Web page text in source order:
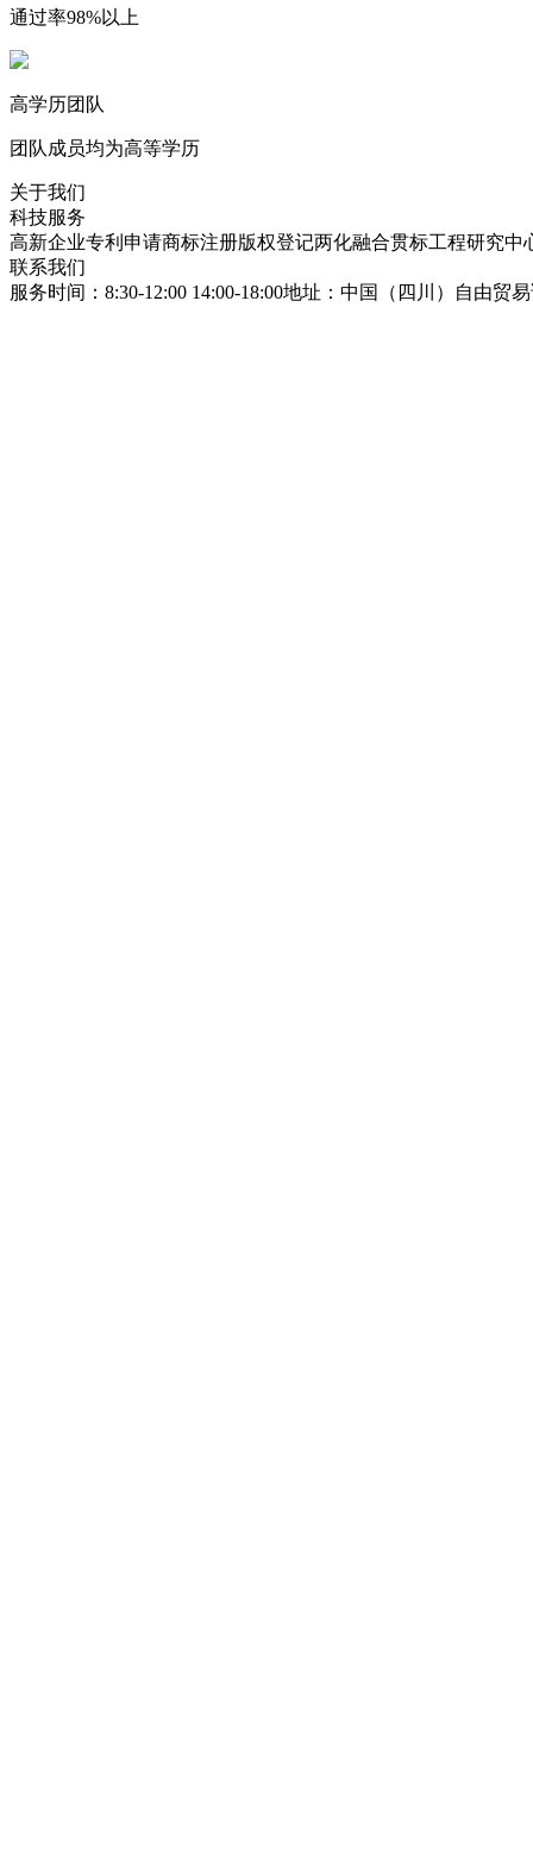
通过率98%以上
高学历团队
团队成员均为高等学历
关于我们
科技服务
高新企业专利申请商标注册版权登记两化融合贯标工程研究中
联系我们
服务时间：8:30-12:00 14:00-18:00地址：中国（四川）自由贸